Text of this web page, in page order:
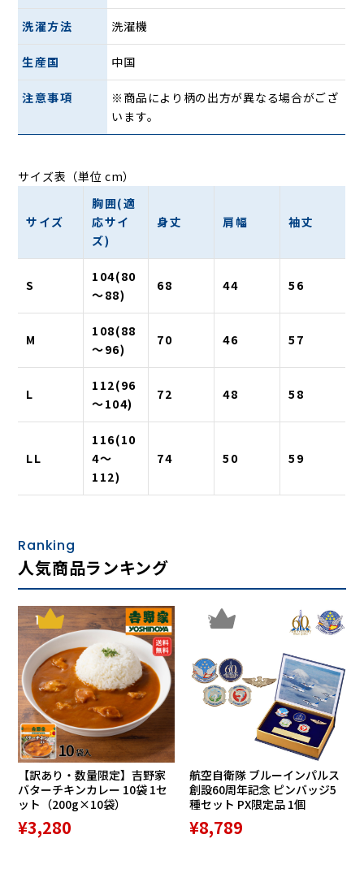
洗濯方法 洗濯機
生産国 中国
注意事項
※商品により柄の出方が異なる場合がござ
います。
サイズ表（単位 cm）
サイズ
胸囲(適
応サイ
ズ)
身丈 肩幅 袖丈
S
104(80
〜88)
68 44 56
M
108(88
〜96)
70 46 57
L
112(96
〜104)
72 48 58
LL
116(10
4〜
112)
74 50 59
Ranking
人気商品ランキング
1
【訳あり・数量限定】吉野家
バターチキンカレー 10袋 1セ
ット（200g×10袋）
¥3,280
2
航空自衛隊 ブルーインパルス
創設60周年記念 ピンバッジ5
種セット PX限定品 1個
¥8,789